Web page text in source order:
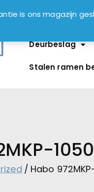
is ons magazijn
Deurbeslag
Stalen ramen
Habo